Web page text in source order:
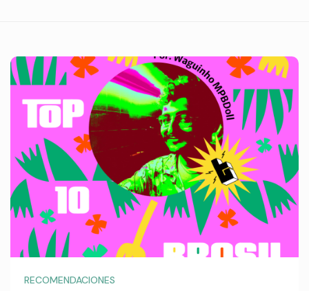
RECOMENDACIONES